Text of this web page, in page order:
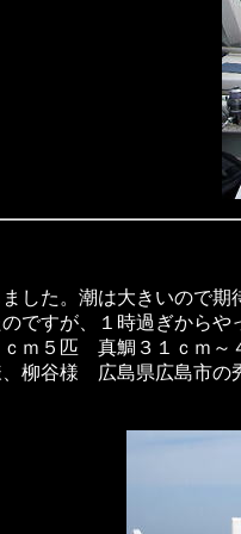
した。潮は大きいので
ですが、１時過ぎから
ｍ５匹 真鯛３１ｃｍ
柳谷様 広島県広島市の